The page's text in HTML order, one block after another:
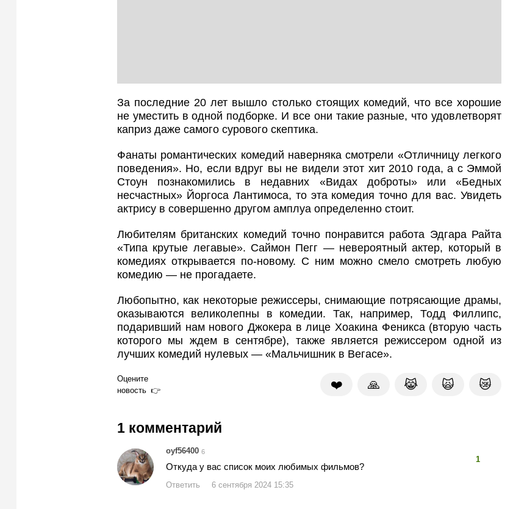
За последние 20 лет вышло столько стоящих комедий, что все хорошие
не уместить в одной подборке. И все они такие разные, что удовлетворят
каприз даже самого сурового скептика.
Фанаты романтических комедий наверняка смотрели «Отличницу легкого
поведения». Но, если вдруг вы не видели этот хит 2010 года, а с Эммой
Стоун познакомились в недавних «Видах доброты» или «Бедных
несчастных» Йоргоса Лантимоса, то эта комедия точно для вас. Увидеть
актрису в совершенно другом амплуа определенно стоит.
Любителям британских комедий точно понравится работа Эдгара Райта
«Типа крутые легавые». Саймон Пегг — невероятный актер, который в
комедиях открывается по-новому. С ним можно смело смотреть любую
комедию — не прогадаете.
Любопытно, как некоторые режиссеры, снимающие потрясающие драмы,
оказываются великолепны в комедии. Так, например, Тодд Филлипс,
подаривший нам нового Джокера в лице Хоакина Феникса (вторую часть
которого мы ждем в сентябре), также является режиссером одной из
лучших комедий нулевых — «Мальчишник в Вегасе».
Оцените
новость
❤️ 🙏 😹 🙀 😿
1 комментарий
oyf56400 6
1
Откуда у вас список моих любимых фильмов?
Ответить 6 сентября 2024 15:35